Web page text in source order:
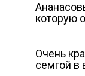
которую
Очень
семгой в